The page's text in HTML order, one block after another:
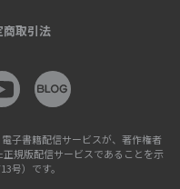
商取引法
子書籍配信サービスが、著作権者
規版配信サービスであることを示
号）です。